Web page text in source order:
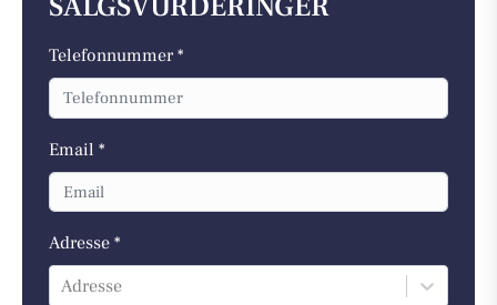
SALGSVURDERINGER
Telefonnummer *
Email *
Adresse *
Adresse